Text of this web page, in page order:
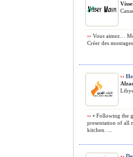
›› Vous aimez…
Créer des
››
›› • Following the
presentation of all
kitchen. ...